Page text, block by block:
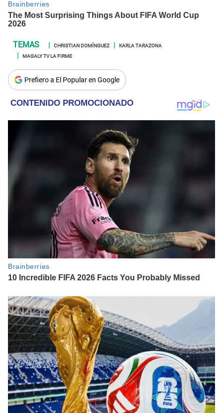
CHRISTIAN DOMÍNGUEZ
KARLA TARAZONA
MAGALY TV LA FIRME
Prefiero a El Popular en Google